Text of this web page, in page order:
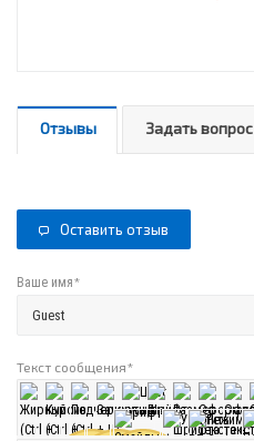
Отзывы Задать вопрос
Оставить отзыв
Ваше имя*
Текст сообщения*